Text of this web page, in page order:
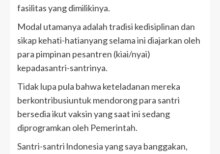
fasilitas yang dimilikinya.
Modal utamanya adalah tradisi kedisiplinan dan
sikap kehati-hatianyang selama ini diajarkan oleh
para pimpinan pesantren (kiai/nyai)
kepadasantri-santrinya.
Tidak lupa pula bahwa keteladanan mereka
berkontribusiuntuk mendorong para santri
bersedia ikut vaksin yang saat ini sedang
diprogramkan oleh Pemerintah.
Santri-santri lndonesia yang saya banggakan,